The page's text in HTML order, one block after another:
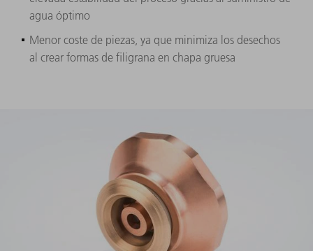
agua óptimo
Menor coste de piezas, ya que minimiza los desechos
al crear formas de filigrana en chapa gruesa